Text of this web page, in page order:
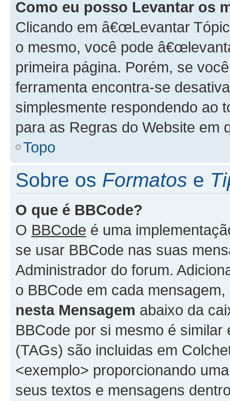
Como eu posso Levantar os
Clicando em â€œLevantar
o mesmo, você pode
primeira página. Porém, se
ferramenta encontra-se
simplesmente respondendo ao
para as Regras do Website em
Topo
Sobre os Formatos e
O que é BBCode?
O BBCode é uma
se usar BBCode nas suas
Administrador do forum.
o BBCode em cada
nesta Mensagem abaixo da
BBCode por si mesmo é
(TAGs) são incluidas em
<exemplo> proporcionando
seus textos e mensagens